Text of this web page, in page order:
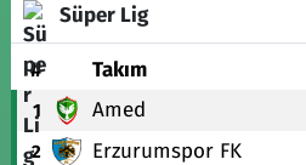
Süper Lig
# Takım
1 Amed
2 Erzurumspor FK